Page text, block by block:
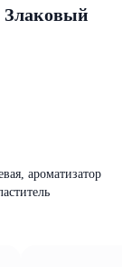
ароматизатор